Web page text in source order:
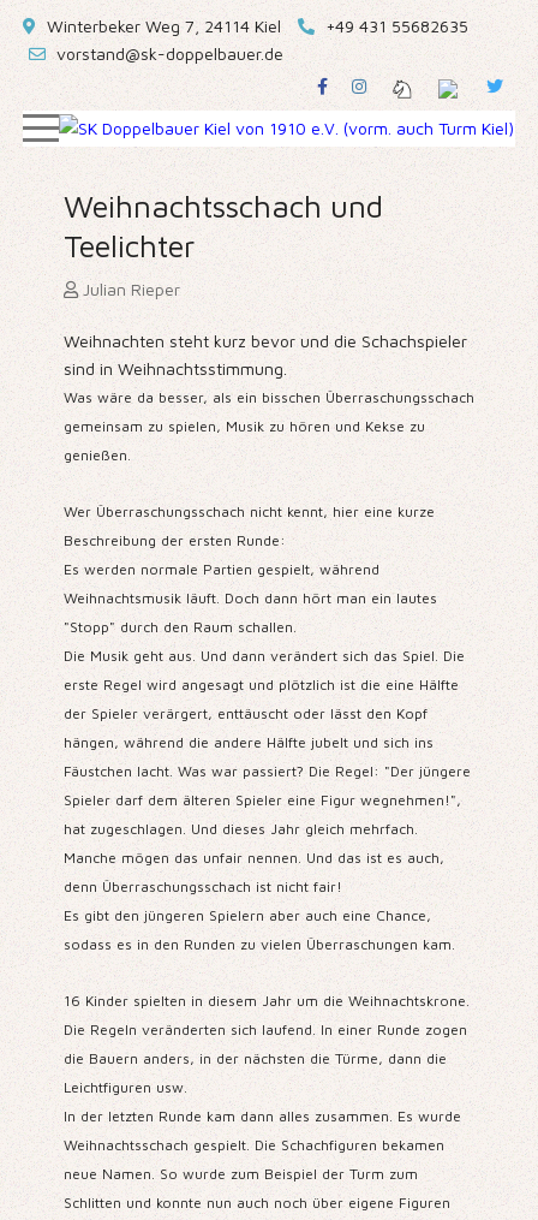
Winterbeker Weg 7, 24114 Kiel
+49 431 55682635
vorstand@sk-doppelbauer.de
Weihnachtsschach und
Teelichter
Julian Rieper
Weihnachten steht kurz bevor und die Schachspieler
sind in Weihnachtsstimmung.
Was wäre da besser, als ein bisschen Überraschungsschach
gemeinsam zu spielen, Musik zu hören und Kekse zu
genießen.
Wer Überraschungsschach nicht kennt, hier eine kurze
Beschreibung der ersten Runde:
Es werden normale Partien gespielt, während
Weihnachtsmusik läuft. Doch dann hört man ein lautes
"Stopp" durch den Raum schallen.
Die Musik geht aus. Und dann verändert sich das Spiel. Die
erste Regel wird angesagt und plötzlich ist die eine Hälfte
der Spieler verärgert, enttäuscht oder lässt den Kopf
hängen, während die andere Hälfte jubelt und sich ins
Fäustchen lacht. Was war passiert? Die Regel: "Der jüngere
Spieler darf dem älteren Spieler eine Figur wegnehmen!",
hat zugeschlagen. Und dieses Jahr gleich mehrfach.
Manche mögen das unfair nennen. Und das ist es auch,
denn Überraschungsschach ist nicht fair!
Es gibt den jüngeren Spielern aber auch eine Chance,
sodass es in den Runden zu vielen Überraschungen kam.
16 Kinder spielten in diesem Jahr um die Weihnachtskrone.
Die Regeln veränderten sich laufend. In einer Runde zogen
die Bauern anders, in der nächsten die Türme, dann die
Leichtfiguren usw.
In der letzten Runde kam dann alles zusammen. Es wurde
Weihnachtsschach gespielt. Die Schachfiguren bekamen
neue Namen. So wurde zum Beispiel der Turm zum
Schlitten und konnte nun auch noch über eigene Figuren